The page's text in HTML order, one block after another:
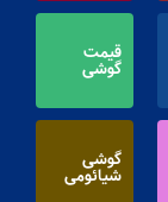
قیمت
گوشی
گوشی
شیائومی